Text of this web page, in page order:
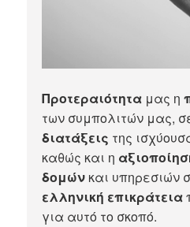
Προτεραιότητα μας η
των συμπολιτών μας,
διατάξεις της
καθώς και η
δομών και υπηρεσιών
ελληνική επικράτεια
για αυτό το σκοπό.​